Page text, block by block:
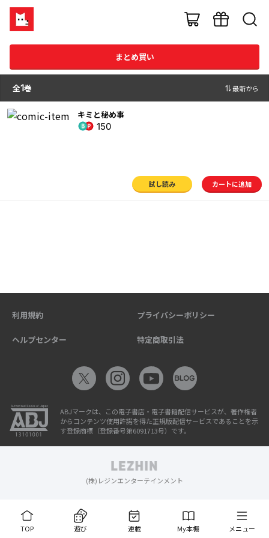
まとめ買い
全1巻 最新から
キミと秘め事
150
試し読み カートに追加
TOP 遊び 連載 My本棚 メニュー
利用規約 プライバシーポリシー
ヘルプセンター 特定商取引法
ABJマークは、この電子書店・電子書籍配信サービスが、著作権者
からコンテンツ使用許諾を得た正規版配信サービスであることを示
す登録商標（登録番号第6091713号）です。
(株)レジンエンターテインメント